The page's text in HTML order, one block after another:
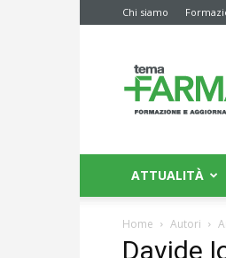
Chi siamo
News
ATTUALITÀ
Home Autori
Davide